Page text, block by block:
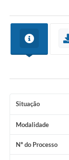
Situação
Modalidade
Nº do Processo